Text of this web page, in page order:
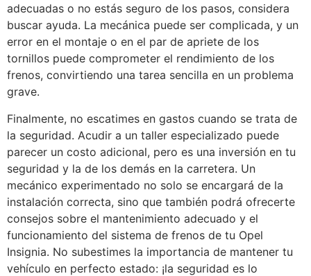
adecuadas o no estás seguro de los pasos, considera
buscar ayuda. La mecánica puede ser complicada, y un
error en el montaje o en el par de apriete de los
tornillos puede comprometer el rendimiento de los
frenos, convirtiendo una tarea sencilla en un problema
grave.
Finalmente, no escatimes en gastos cuando se trata de
la seguridad. Acudir a un taller especializado puede
parecer un costo adicional, pero es una inversión en tu
seguridad y la de los demás en la carretera. Un
mecánico experimentado no solo se encargará de la
instalación correcta, sino que también podrá ofrecerte
consejos sobre el mantenimiento adecuado y el
funcionamiento del sistema de frenos de tu Opel
Insignia. No subestimes la importancia de mantener tu
vehículo en perfecto estado: ¡la seguridad es lo